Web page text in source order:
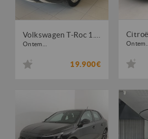
Ontem...
19.900€
Ontem...